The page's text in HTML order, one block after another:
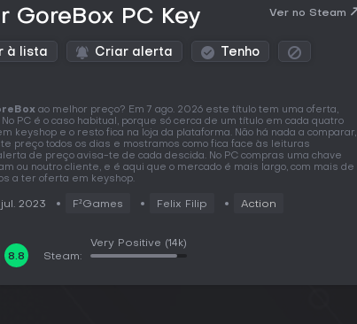
GoreBox PC Key Ver no Steam
à lista Criar alerta Tenho
ao melhor preço? Em 7 ago. 2026 este título tem uma oferta,
No PC é o caso habitual, porque só cerca de um título em cada quatro
keyshop e o resto fica na loja da plataforma. Não há nada a comparar,
preço todos os dias e mostramos como fica face às leituras
de preço avisa-te de cada descida. No PC compras uma chave
ou noutro cliente, e é aqui que o mercado é mais largo, com mais de
a ter oferta em keyshop.
2023 F²Games Felix Filip Action
8.8 Steam:
Very Positive (14k)